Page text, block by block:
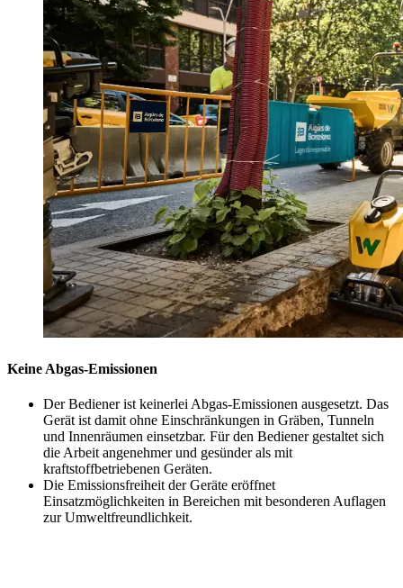
Keine Abgas-Emissionen
Der Bediener ist keinerlei Abgas-Emissionen ausgesetzt. Das
Gerät ist damit ohne Einschränkungen in Gräben, Tunneln
und Innenräumen einsetzbar. Für den Bediener gestaltet sich
die Arbeit angenehmer und gesünder als mit
kraftstoffbetriebenen Geräten.
Die Emissionsfreiheit der Geräte eröffnet
Einsatzmöglichkeiten in Bereichen mit besonderen Auflagen
zur Umweltfreundlichkeit.